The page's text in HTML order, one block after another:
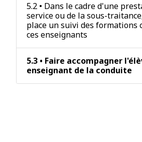
5.2 • Dans le cadre d'une
service ou de la sous-
place un suivi des formations
ces enseignants
5.3 • Faire accompagner
enseignant de la conduite